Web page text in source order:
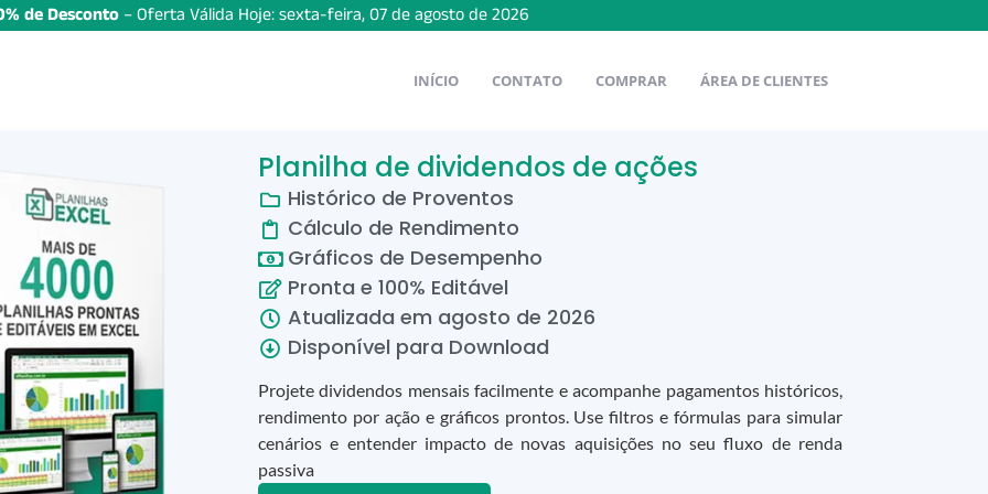
de Desconto – Oferta Válida Hoje:sexta-feira,07deagostode2026
INÍCIO CONTATO COMPRAR ÁREA DE CLIENTES
Planilha de dividendos de ações
Histórico de Proventos
Cálculo de Rendimento
Gráficos de Desempenho
Pronta e 100% Editável
Atualizada em agosto de 2026
Disponível para Download
Projete dividendos mensais facilmente e acompanhe pagamentos históricos,
rendimento por ação e gráficos prontos. Use filtros e fórmulas para simular
cenários e entender impacto de novas aquisições no seu fluxo de renda
passiva